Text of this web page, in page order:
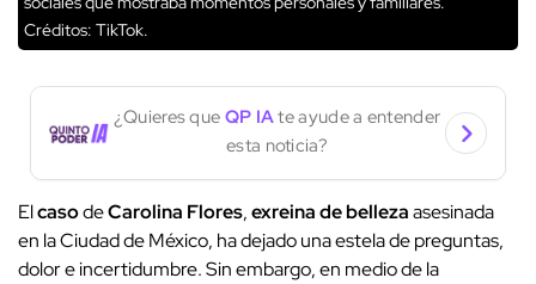
Créditos: TikTok.
¿Quieres que QP IAte ayude a entender
esta noticia?
ElcasodeCarolina Flores,exreina de bellezaasesinada
en la Ciudad de México, ha dejado una estela de preguntas,
dolor e incertidumbre. Sin embargo, en medio de la